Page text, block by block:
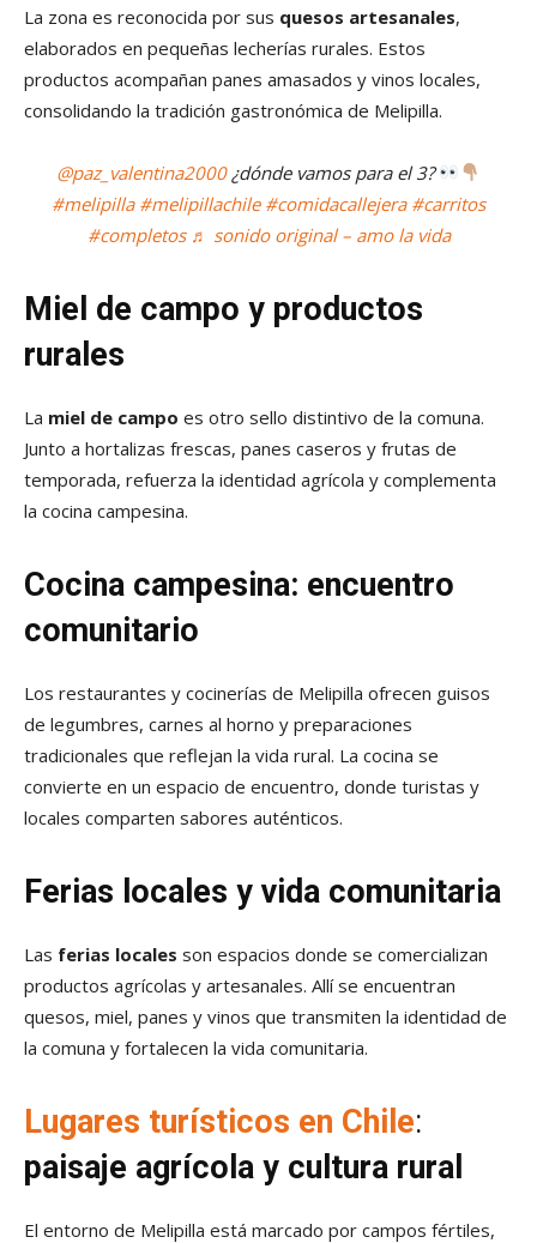
La zona es reconocida por sus quesos artesanales,
elaborados en pequeñas lecherías rurales. Estos
productos acompañan panes amasados y vinos locales,
consolidando la tradición gastronómica de Melipilla.
@paz_valentina2000¿dónde vamos para el 3?
#melipilla #melipillachile #comidacallejera #carritos
#completos ♬ sonido original – amo la vida
Miel de campo y productos
rurales
La miel de campo es otro sello distintivo de la comuna.
Junto a hortalizas frescas, panes caseros y frutas de
temporada, refuerza la identidad agrícola y complementa
la cocina campesina.
Cocina campesina: encuentro
comunitario
Los restaurantes y cocinerías de Melipilla ofrecen guisos
de legumbres, carnes al horno y preparaciones
tradicionales que reflejan la vida rural. La cocina se
convierte en un espacio de encuentro, donde turistas y
locales comparten sabores auténticos.
Ferias locales y vida comunitaria
Las ferias locales son espacios donde se comercializan
productos agrícolas y artesanales. Allí se encuentran
quesos, miel, panes y vinos que transmiten la identidad de
la comuna y fortalecen la vida comunitaria.
Lugares turísticos en Chile:
paisaje agrícola y cultura rural
El entorno de Melipilla está marcado por campos fértiles,